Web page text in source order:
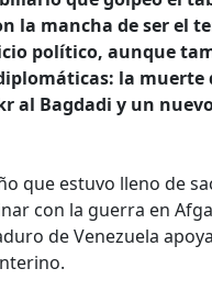
la mancha de ser el
político, aunque
la
al Bagdadi y un
que estuvo lleno de
con la guerra en
de Venezuela